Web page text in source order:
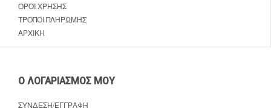
ΌΡΟΙ ΧΡΉΣΗΣ
ΤΡΌΠΟΙ ΠΛΗΡΩΜΉΣ
ΑΡΧΙΚΉ
Ο ΛΟΓΑΡΙΑΣΜΌΣ ΜΟΥ
ΣΎΝΔΕΣΗ/ΕΓΓΡΑΦΉ